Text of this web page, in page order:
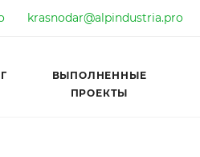
krasnodar@alpindustria.pro
ВЫПОЛНЕННЫЕ
ПРОЕКТЫ